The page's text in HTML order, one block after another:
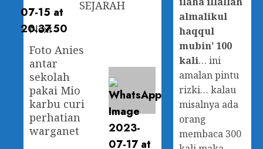
SEJARAH
Next
Foto Anies
antar
sekolah
pakai Mio
karbu curi
perhatian
warganet
almalikul
haqqul
mubin’ 100
kali… ini
amalan pintu
rizki… kalau
misalnya ada
orang
membaca 300